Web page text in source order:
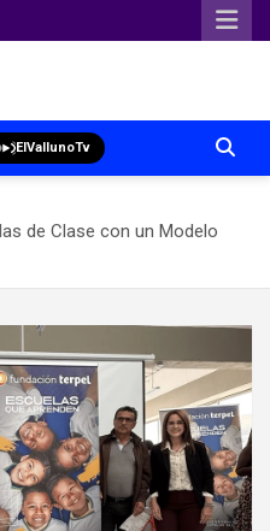
ElVallunoTv
de Clase con un Modelo